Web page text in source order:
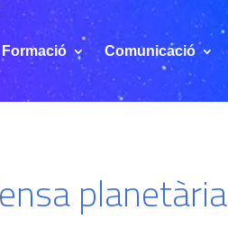
Formació Comunicació
planetària